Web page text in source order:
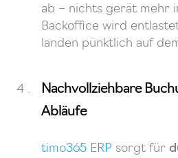
ab – nichts gerät mehr
Backoffice wird
landen pünktlich auf
Nachvollziehbare
Abläufe
timo365 ERP sorgt für